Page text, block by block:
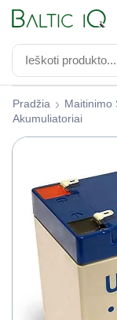
Pradžia Maitinimo
Akumuliatoriai